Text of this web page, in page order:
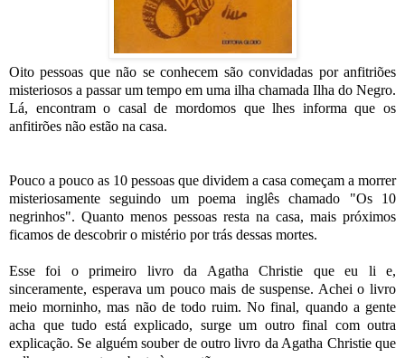
Oito pessoas que não se conhecem são convidadas por anfitriões
misteriosos a passar um tempo em uma ilha chamada Ilha do Negro.
Lá, encontram o casal de mordomos que lhes informa que os
anfitirões não estão na casa.
Pouco a pouco as 10 pessoas que dividem a casa começam a morrer
misteriosamente seguindo um poema inglês chamado "Os 10
negrinhos". Quanto menos pessoas resta na casa, mais próximos
ficamos de descobrir o mistério por trás dessas mortes.
Esse foi o primeiro livro da Agatha Christie que eu li e,
sinceramente, esperava um pouco mais de suspense. Achei o livro
meio morninho, mas não de todo ruim. No final, quando a gente
acha que tudo está explicado, surge um outro final com outra
explicação. Se alguém souber de outro livro da Agatha Christie que